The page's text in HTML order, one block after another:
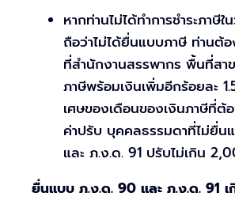
หากท่านไม่ได้ทำการชำระภาษี
ถือว่าไม่ได้ยื่นแบบภาษี ท่านต้
ที่สำนักงานสรรพากร พื้นที่สาข
ภาษีพร้อมเงินเพิ่มอีกร้อยละ
เศษของเดือนของเงินภาษีที่ต้
ค่าปรับ บุคคลธรรมดาที่ไม่ยื่น
และ ภ.ง.ด. 91 ปรับไม่เกิน
ยื่นแบบ ภ.ง.ด. 90 และ ภ.ง.ด. 91 เ